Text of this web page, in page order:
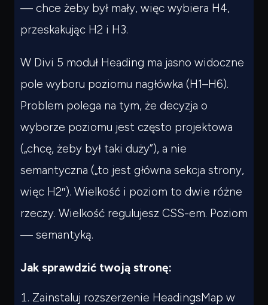
— chce żeby był mały, więc wybiera H4,
przeskakując H2 i H3.
W Divi 5 moduł Heading ma jasno widoczne
pole wyboru poziomu nagłówka (H1–H6).
Problem polega na tym, że decyzja o
wyborze poziomu jest często projektowa
(„chcę, żeby był taki duży”), a nie
semantyczna („to jest główna sekcja strony,
więc H2″). Wielkość i poziom to dwie różne
rzeczy. Wielkość regulujesz CSS-em. Poziom
— semantyką.
Jak sprawdzić twoją stronę:
Zainstaluj rozszerzenie HeadingsMap w